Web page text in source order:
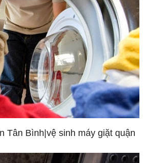
Tân Bình|vệ sinh máy giặt quận